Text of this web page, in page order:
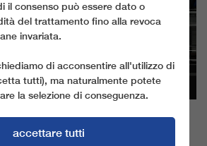
il consenso può essere dato o
del trattamento fino alla revoca
invariata.
di acconsentire all'utilizzo di
tutti), ma naturalmente potete
la selezione di conseguenza.
accettare tutti